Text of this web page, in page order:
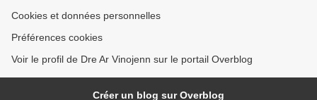
Cookies et données personnelles
Préférences cookies
Voir le profil de Dre Ar Vinojenn sur le portail Overblog
Créer un blog sur Overblog